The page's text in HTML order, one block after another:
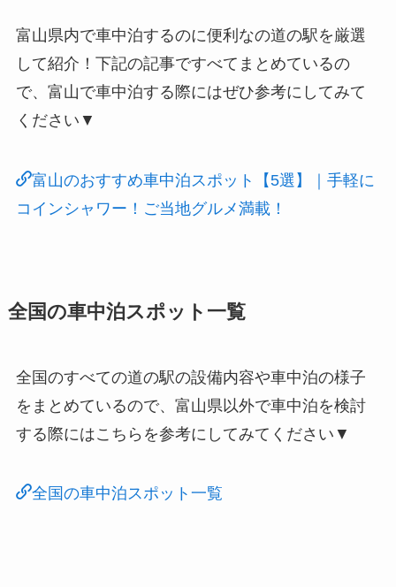
富山県内で車中泊するのに便利なの道の駅を厳選
して紹介！下記の記事ですべてまとめているの
で、富山で車中泊する際にはぜひ参考にしてみて
ください▼
富山のおすすめ車中泊スポット【5選】｜手軽に
コインシャワー！ご当地グルメ満載！
全国の車中泊スポット一覧
全国のすべての道の駅の設備内容や車中泊の様子
をまとめているので、富山県以外で車中泊を検討
する際にはこちらを参考にしてみてください▼
全国の車中泊スポット一覧